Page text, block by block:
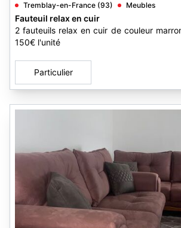
Tremblay-en-France (93) Meubles
Fauteuil relax en cuir
2 fauteuils relax en cuir de couleur
150€ l'unité
Particulier